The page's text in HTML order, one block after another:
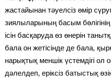
жастайынан тәуелсіз өмір
зиялыларының басым
ісін басқаруда өз өнерін
бала он жетісінде де бала,
нарықтық меншік үстемдігі ол
дәлелдеп, еріксіз батыстық